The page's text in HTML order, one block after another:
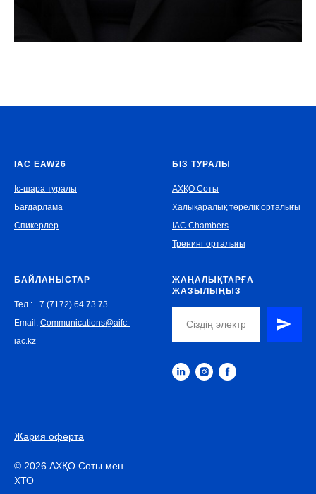
IAC EAW26
Іс-шара туралы
Бағдарлама
Спикерлер
БІЗ ТУРАЛЫ
АХҚО Соты
Халықаралық төрелік орталығы
IAC Chambers
Тренинг орталығы
БАЙЛАНЫСТАР
Тел.: +7 (7172) 64 73 73
Email: Communications@aifc-
iac.kz
ЖАҢАЛЫҚТАРҒА
ЖАЗЫЛЫҢЫЗ
Жария оферта
© 2026 АХҚО Соты мен
ХТО